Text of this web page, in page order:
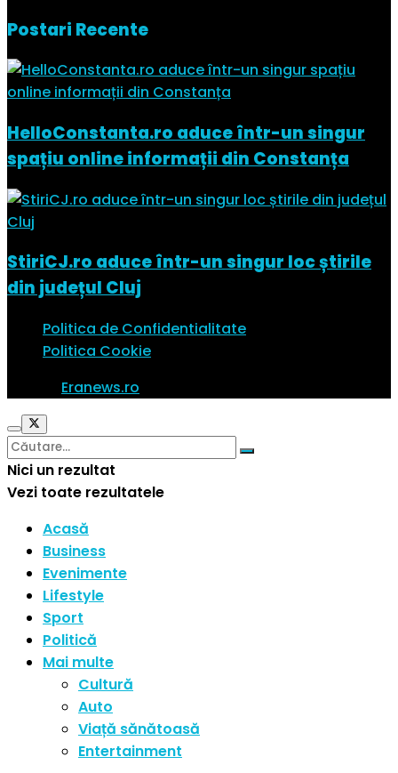
Postari Recente
HelloConstanta.ro aduce într-un singur
spațiu online informații din Constanța
StiriCJ.ro aduce într-un singur loc știrile
din județul Cluj
Politica de Confidentialitate
Politica Cookie
Eranews.ro
Nici un rezultat
Vezi toate rezultatele
Acasă
Business
Evenimente
Lifestyle
Sport
Politică
Mai multe
Cultură
Auto
Viață sănătoasă
Entertainment